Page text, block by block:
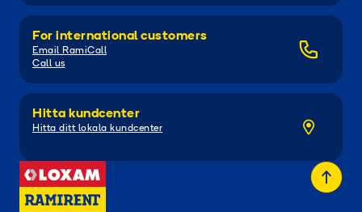
For international customers
Email RamiCall
Call us
Hitta kundcenter
Hitta ditt lokala kundcenter